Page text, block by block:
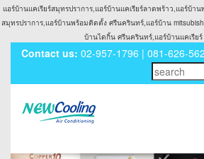
แอร์บ้านแคเรียร์สมุทรปราการ,แอร์บ้านแคเรียร์ลาดพร้าว,แอร์บ้า
สมุทรปราการ,แอร์บ้านพร้อมติดตั้ง ศรีนครินทร์,แอร์บ้าน
บ้านไดกิ้น ศรีนครินทร์,แอร์บ้านแคเรียร์
Contact us: 02-957-1796 | 081-626-